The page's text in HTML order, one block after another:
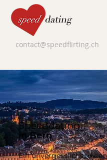
contact@speedflirting.ch
Speeddating
in Bern
Ein unvergesslicher